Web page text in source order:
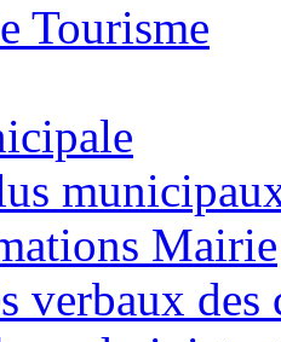
Tourisme
Mairie
verbaux